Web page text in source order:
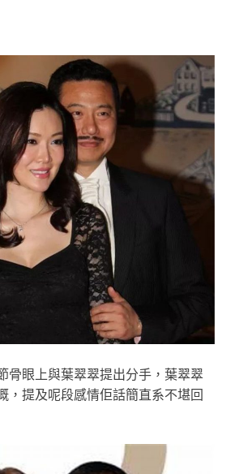
骨眼上與葉翠翠提出分手，葉翠翠
，提及呢段感情佢話簡直系不堪回